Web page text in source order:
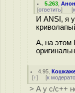
5.263 ,
[ответить] [
И ANSI, я
А, на этом
4.95 ,
[↑] [к
> А у с/с++